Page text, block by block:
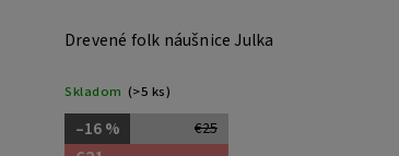
Drevené folk náušnice Julka
Skladom (>5 ks)
€25
–16 %